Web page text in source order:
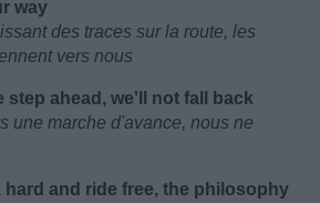
way
des traces sur la route, les
vers nous
step ahead, we'll not fall back
une marche d'avance, nous ne
hard and ride free, the philosophy